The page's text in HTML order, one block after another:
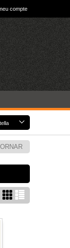
compte